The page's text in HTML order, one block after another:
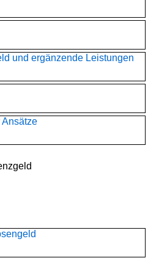
und ergänzende Leistungen